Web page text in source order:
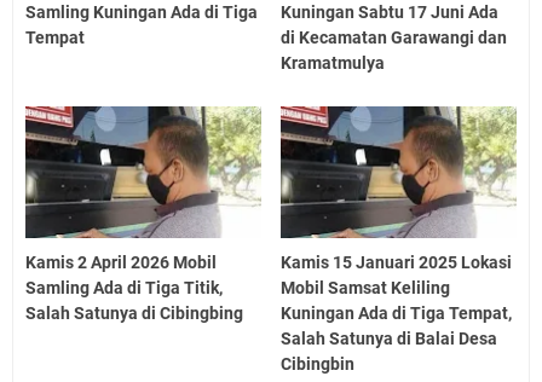
Samling Kuningan Ada di Tiga
Tempat
Kuningan Sabtu 17 Juni Ada
di Kecamatan Garawangi dan
Kramatmulya
Kamis 2 April 2026 Mobil
Samling Ada di Tiga Titik,
Salah Satunya di Cibingbing
Kamis 15 Januari 2025 Lokasi
Mobil Samsat Keliling
Kuningan Ada di Tiga Tempat,
Salah Satunya di Balai Desa
Cibingbin